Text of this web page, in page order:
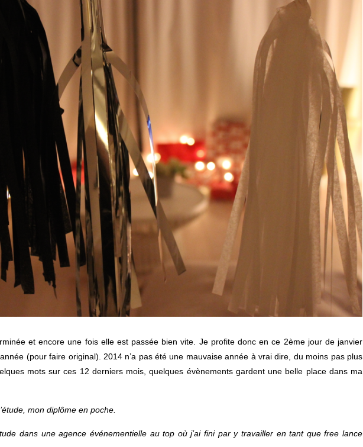
et encore une fois elle est passée bien vite. Je profite donc en ce 2ème jour de janvier
(pour faire original). 2014 n’a pas été une mauvaise année à vrai dire, du moins pas plus
mots sur ces 12 derniers mois, quelques évènements gardent une belle place dans ma
mon diplôme en poche.
dans une agence événementielle au top où j’ai fini par y travailler en tant que free lance